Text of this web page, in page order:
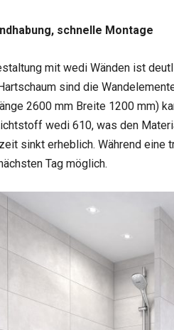
schnelle Montage
mit wedi Wänden ist
sind die
2600 mm Breite 1200 mm)
wedi 610, was den
sinkt erheblich. Während
Tag möglich.